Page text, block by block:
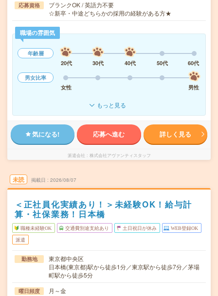
応募資格
ブランクOK / 英語力不要
☆新卒・中途どちらかの採用の経験がある方★
職場の雰囲気
年齢層
20代
30代 40代 50代
60代
男女比率
女性
男性
もっと見る
気になる! 応募へ進む 詳しく見る
派遣会社 株式会社アヴァンティスタッフ
未読 掲載日 2026/08/07
＜正社員化実績あり！＞未経験OK！給与計
算・社保業務！日本橋
職種未経験OK 交通費別途支給あり 土日祝日が休み WEB登録OK
派遣
勤務地
東京都中央区
日本橋(東京都)駅から徒歩1分／東京駅から徒歩7分／茅場
町駅から徒歩5分
曜日頻度 月～金